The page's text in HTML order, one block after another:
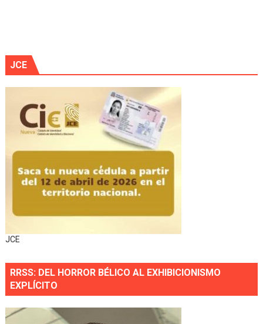
JCE
JCE
RRSS: DEL HORROR BÉLICO AL EXHIBICIONISMO
EXPLÍCITO